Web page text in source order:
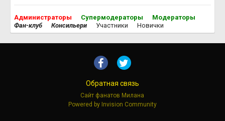
Администраторы Супермодераторы
Модераторы
Фан-клуб
Консильери Участники Новички
Обратная связь
Сайт фанатов Милана
Powered by Invision Community